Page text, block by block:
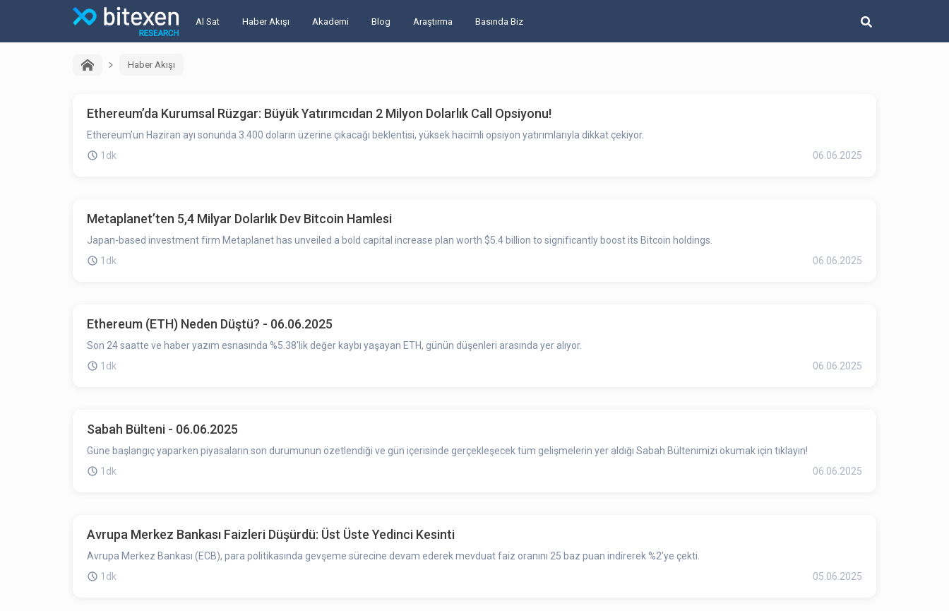
Al Sat Haber Akışı Akademi Blog Araştırma Basında Biz
Haber Akışı
Ethereum’da Kurumsal Rüzgar: Büyük Yatırımcıdan 2 Milyon Dolarlık Call Opsiyonu!
Ethereum’un Haziran ayı sonunda 3.400 doların üzerine çıkacağı beklentisi, yüksek hacimli opsiyon yatırımlarıyla dikkat çekiyor.
1dk
06.06.2025
Metaplanet’ten 5,4 Milyar Dolarlık Dev Bitcoin Hamlesi
Japan-based investment firm Metaplanet has unveiled a bold capital increase plan worth $5.4 billion to significantly boost its Bitcoin holdings.
1dk
06.06.2025
Ethereum (ETH) Neden Düştü? - 06.06.2025
Son 24 saatte ve haber yazım esnasında %5.38'lik değer kaybı yaşayan ETH, günün düşenleri arasında yer alıyor.
1dk
06.06.2025
Sabah Bülteni - 06.06.2025
Güne başlangıç yaparken piyasaların son durumunun özetlendiği ve gün içerisinde gerçekleşecek tüm gelişmelerin yer aldığı Sabah Bültenimizi okumak için tıklayın!
1dk
06.06.2025
Avrupa Merkez Bankası Faizleri Düşürdü: Üst Üste Yedinci Kesinti
Avrupa Merkez Bankası (ECB), para politikasında gevşeme sürecine devam ederek mevduat faiz oranını 25 baz puan indirerek %2’ye çekti.
1dk
05.06.2025